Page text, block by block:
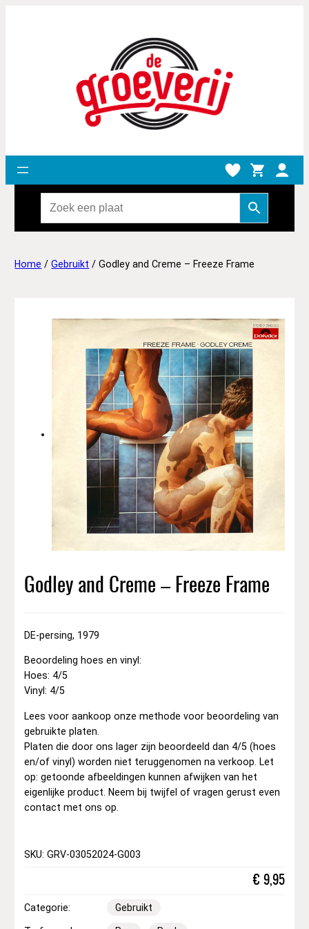
Home /Gebruikt / Godley and Creme – Freeze Frame
Godley and Creme – Freeze Frame
DE-persing, 1979
Beoordeling hoes en vinyl:
Hoes: 4/5
Vinyl: 4/5
Lees voor aankoop onze methode voor beoordeling van
gebruikte platen.
Platen die door ons lager zijn beoordeeld dan 4/5 (hoes
en/of vinyl) worden niet teruggenomen na verkoop. Let
op: getoonde afbeeldingen kunnen afwijken van het
eigenlijke product. Neem bij twijfel of vragen gerust even
contact met ons op.
SKU: GRV-03052024-G003
€ 9,95
Categorie: Gebruikt